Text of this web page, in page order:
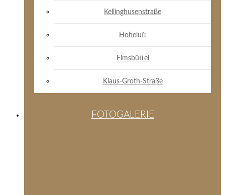
Kellinghusenstraße
Hoheluft
Eimsbüttel
Klaus-Groth-Straße
FOTOGALERIE